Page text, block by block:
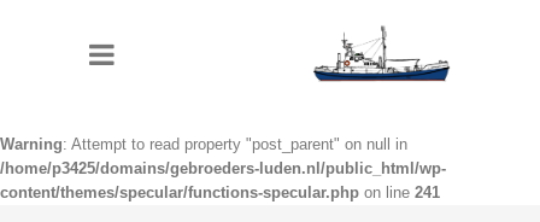
Warning: Attempt to read property "post_parent" on null in
/home/p3425/domains/gebroeders-luden.nl/public_html/wp-
content/themes/specular/functions-specular.php on line 241